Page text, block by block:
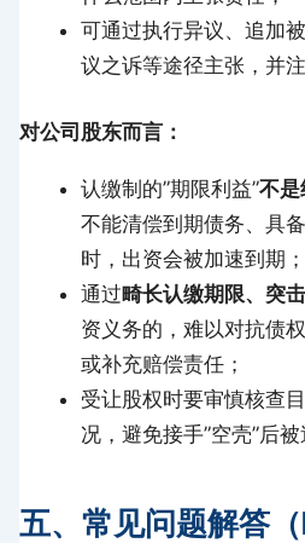
可通过执行异议、追加
议之诉等途径主张，并
对公司股东而言：
认缴制的”期限利益”不是
不能清偿到期债务、具
时，出资会被加速到期；
通过畸长认缴期限、突
资义务的，难以对抗债
或补充赔偿责任；
受让股权时要审慎核查
况，避免接手”空壳”后被
五、常见问题解答（